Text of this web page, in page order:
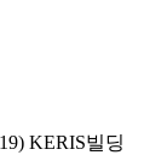
KERIS빌딩